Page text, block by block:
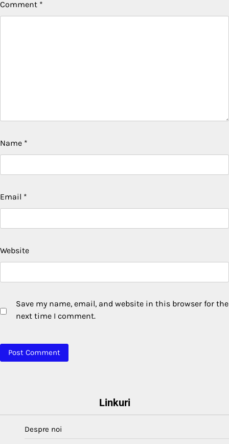
Comment *
Name *
Email *
Website
Save my name, email, and website in this browser for the
next time I comment.
Linkuri
Despre noi